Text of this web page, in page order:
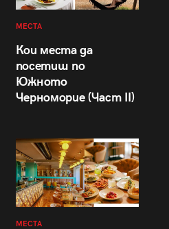
МЕСТА
Кои места да
посетиш по
Южното
Черноморие (Част II)
МЕСТА